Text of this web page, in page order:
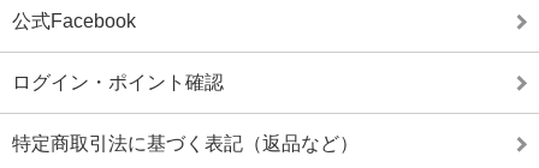
公式Facebook
ログイン・ポイント確認
特定商取引法に基づく表記（返品など）